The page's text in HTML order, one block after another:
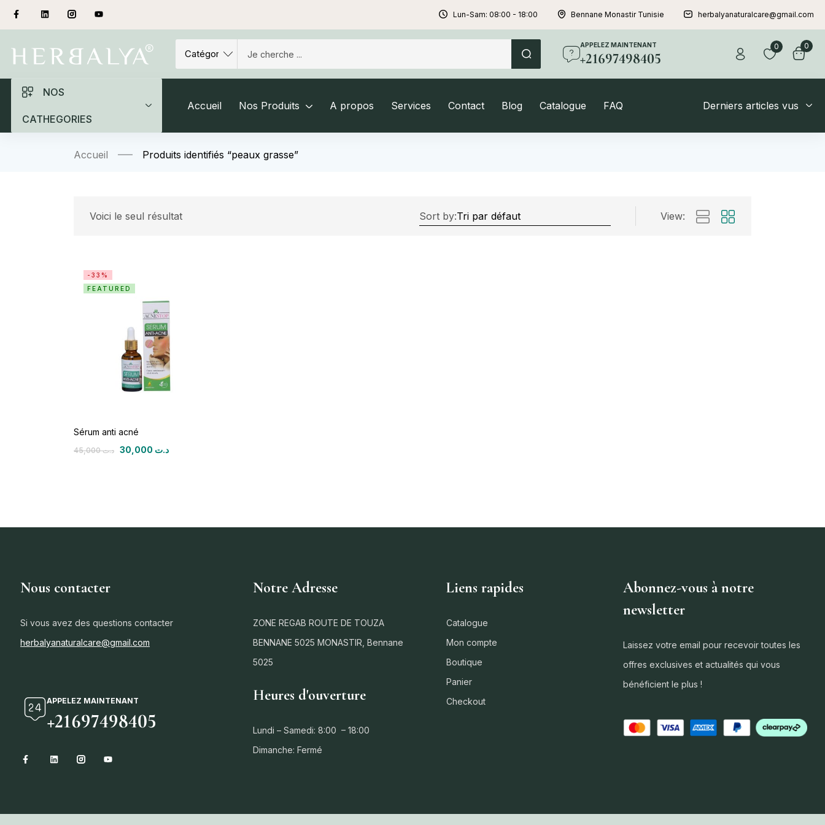
Lun-Sam: 08:00 - 18:00 Bennane Monastir Tunisie herbalyanaturalcare@gmail.com
APPELEZ MAINTENANT
+21697498405
0 0
NOS
CATHEGORIES
Accueil Nos Produits A propos Services Contact Blog Catalogue FAQ Derniers articles vus
Accueil Produits identifiés “peaux grasse”
Voici le seul résultat Sort by: View:
-33%
FEATURED
Sérum anti acné
د.ت45,000 د.ت
Nous contacter
Si vous avez des questions contacter
herbalyanaturalcare@gmail.com
APPELEZ MAINTENANT
+21697498405
Notre Adresse
ZONE REGAB ROUTE DE TOUZA
BENNANE 5025 MONASTIR, Bennane
5025
Heures d'ouverture
Lundi – Samedi: 8:00 – 18:00
Dimanche: Fermé
Liens rapides
Catalogue
Mon compte
Boutique
Panier
Checkout
Abonnez-vous à notre
newsletter
Laissez votre email pour recevoir toutes les
offres exclusives et actualités qui vous
bénéficient le plus !